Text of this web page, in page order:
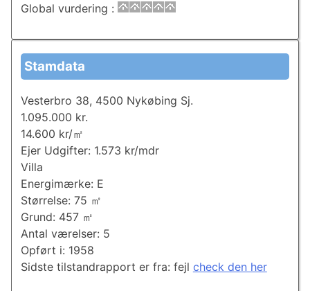
Global vurdering :
Stamdata
Vesterbro 38, 4500 Nykøbing Sj.
1.095.000 kr.
14.600 kr/㎡
Ejer Udgifter: 1.573 kr/mdr
Villa
Energimærke: E
Størrelse: 75 ㎡
Grund: 457 ㎡
Antal værelser: 5
Opført i: 1958
Sidste tilstandrapport er fra: fejl check den her